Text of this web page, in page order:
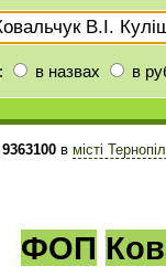
в назвах в
в місті
ФОП